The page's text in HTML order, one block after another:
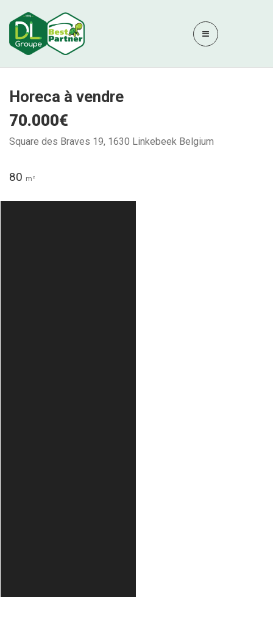
Horeca à vendre
70.000€
Square des Braves 19, 1630 Linkebeek Belgium
80 m²